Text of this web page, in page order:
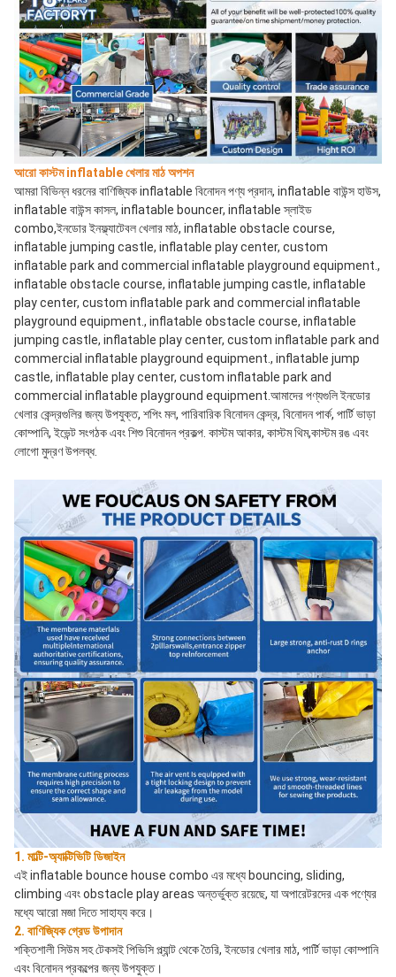
আরো কাস্টম inflatable খেলার মাঠ অপশন
আমরা বিভিন্ন ধরনের বাণিজ্যিক inflatable বিনোদন পণ্য প্রদান, inflatable বাউন্স হাউস,
inflatable বাউন্স কাসল, inflatable bouncer, inflatable স্লাইড
combo,ইনডোর ইনফ্ল্যাটেবল খেলার মাঠ, inflatable obstacle course,
inflatable jumping castle, inflatable play center, custom
inflatable park and commercial inflatable playground equipment.,
inflatable obstacle course, inflatable jumping castle, inflatable
play center, custom inflatable park and commercial inflatable
playground equipment., inflatable obstacle course, inflatable
jumping castle, inflatable play center, custom inflatable park and
commercial inflatable playground equipment., inflatable jump
castle, inflatable play center, custom inflatable park and
commercial inflatable playground equipment.আমাদের পণ্যগুলি ইনডোর
খেলার কেন্দ্রগুলির জন্য উপযুক্ত, শপিং মল, পারিবারিক বিনোদন কেন্দ্র, বিনোদন পার্ক, পার্টি ভাড়া
কোম্পানি, ইভেন্ট সংগঠক এবং শিশু বিনোদন প্রকল্প. কাস্টম আকার, কাস্টম থিম,কাস্টম রঙ এবং
লোগো মুদ্রণ উপলব্ধ.
1. মাল্টি-অ্যাক্টিভিটি ডিজাইন
এই inflatable bounce house combo এর মধ্যে bouncing, sliding,
climbing এবং obstacle play areas অন্তর্ভুক্ত রয়েছে, যা অপারেটরদের এক পণ্যের
মধ্যে আরো মজা দিতে সাহায্য করে।
2. বাণিজ্যিক গ্রেড উপাদান
শক্তিশালী সিউম সহ টেকসই পিভিসি প্ল্যান্ট থেকে তৈরি, ইনডোর খেলার মাঠ, পার্টি ভাড়া কোম্পানি
এবং বিনোদন প্রকল্পের জন্য উপযুক্ত।